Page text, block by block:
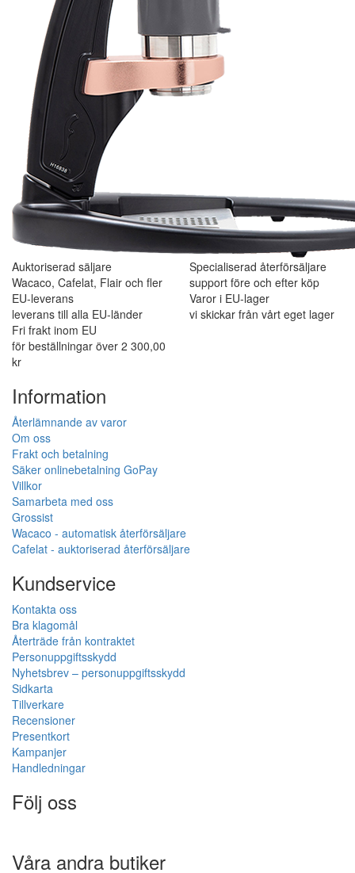
Auktoriserad säljare
Wacaco, Cafelat, Flair och fler
Specialiserad återförsäljare
support före och efter köp
EU-leverans
leverans till alla EU-länder
Varor i EU-lager
vi skickar från vårt eget lager
Fri frakt inom EU
för beställningar över 2 300,00
kr
Information
Återlämnande av varor
Om oss
Frakt och betalning
Säker onlinebetalning GoPay
Villkor
Samarbeta med oss
Grossist
Wacaco - automatisk återförsäljare
Cafelat - auktoriserad återförsäljare
Kundservice
Kontakta oss
Bra klagomål
Återträde från kontraktet
Personuppgiftsskydd
Nyhetsbrev – personuppgiftsskydd
Sidkarta
Tillverkare
Recensioner
Presentkort
Kampanjer
Handledningar
Följ oss
Våra andra butiker